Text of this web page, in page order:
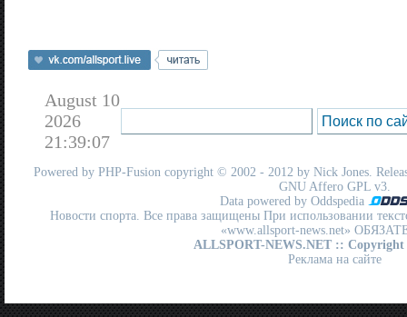
August 10
2026
21:39:07
Powered by PHP-Fusion copyright © 2002 - 2012 by Nick Jones.
GNU Affero GPL v3.
Data powered by Oddspedia
Новости спорта. Все права защищены При использовании
«www.allsport-news.net»
ALLSPORT-NEWS.NET :: Copyright
Реклама на сайте